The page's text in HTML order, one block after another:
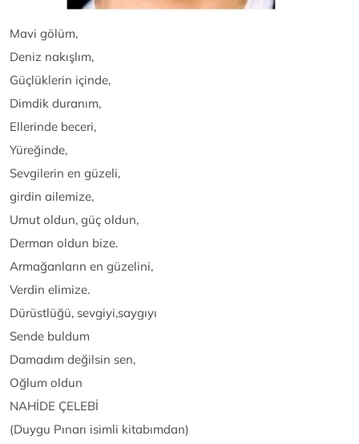
Mavi gölüm,
Deniz nakışlım,
Güçlüklerin içinde,
Dimdik duranım,
Ellerinde beceri,
Yüreğinde,
Sevgilerin en güzeli,
girdin ailemize,
Umut oldun, güç oldun,
Derman oldun bize.
Armağanların en güzelini,
Verdin elimize.
Dürüstlüğü, sevgiyi,saygıyı
Sende buldum
Damadım değilsin sen,
Oğlum oldun
NAHİDE ÇELEBİ
(Duygu Pınarı isimli kitabımdan)